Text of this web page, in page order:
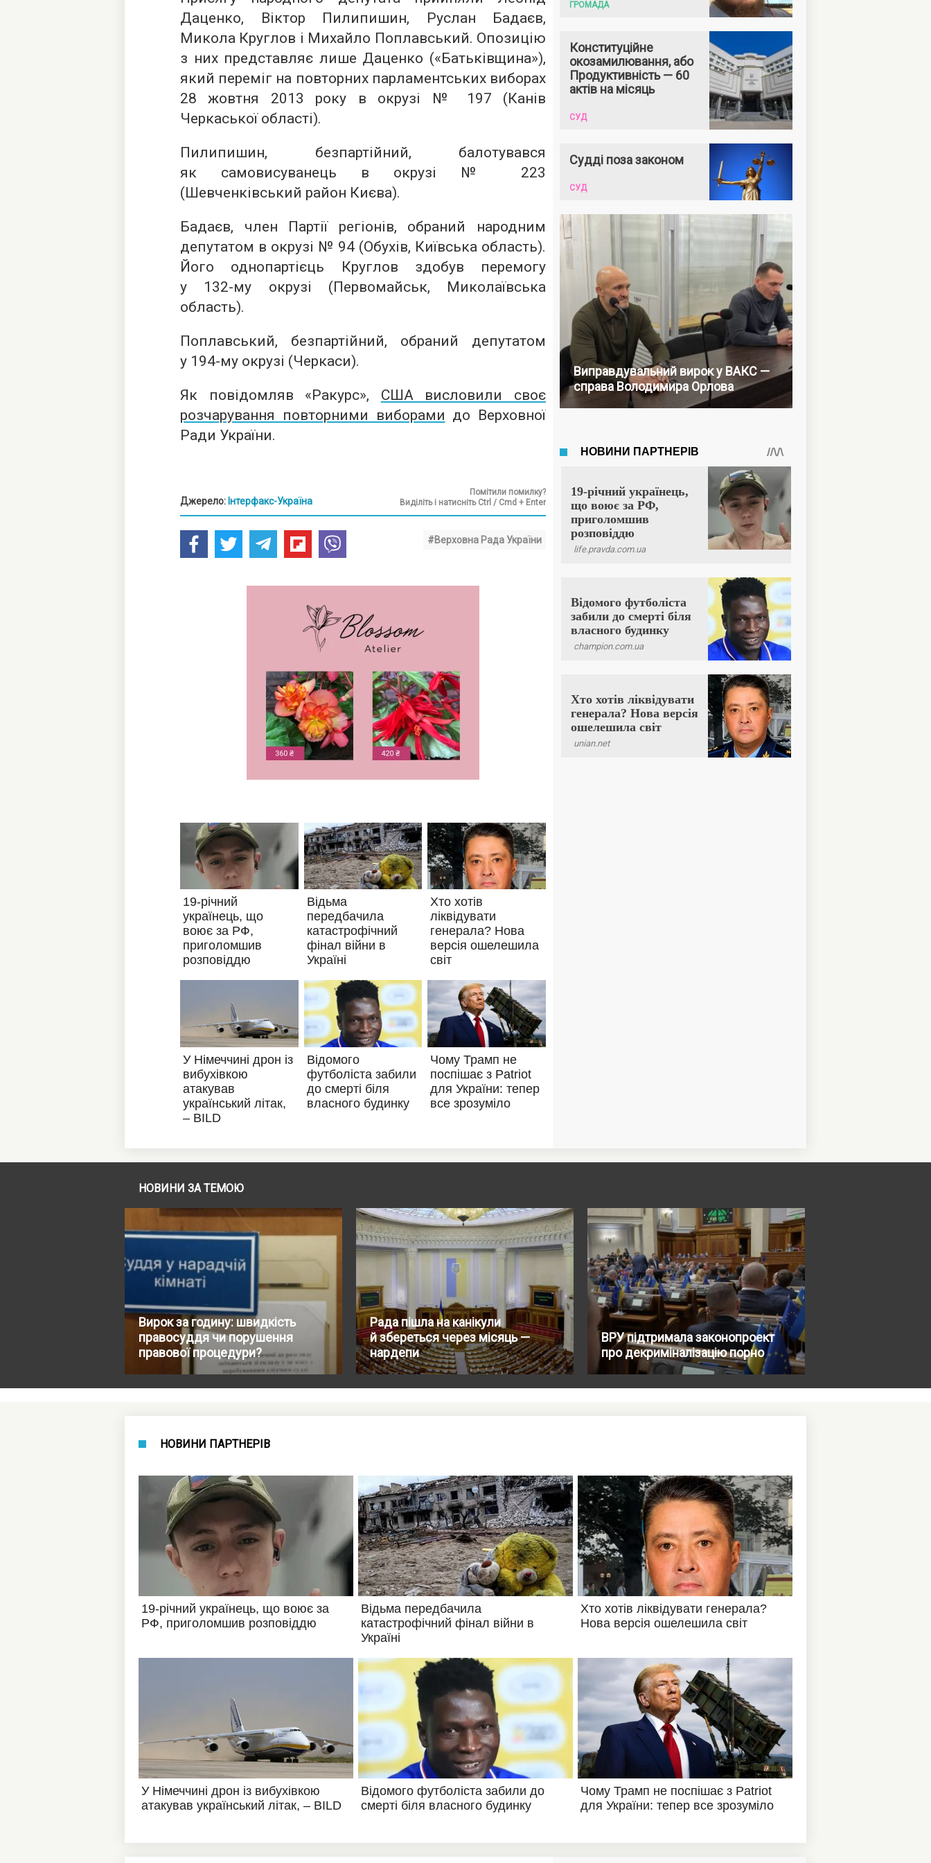
Даценко, Віктор Пилипишин, Руслан Бадаєв,
Микола Круглов і Михайло Поплавський. Опозицію
з них представляє лише Даценко («Батьківщина»),
який переміг на повторних парламентських виборах
28 жовтня 2013 року в окрузі № 197 (Канів
Черкаської області).
Пилипишин, безпартійний, балотувався
як самовисуванець в окрузі № 223
(Шевченківський район Києва).
Бадаєв, член Партії регіонів, обраний народним
депутатом в окрузі № 94 (Обухів, Київська область).
Його однопартієць Круглов здобув перемогу
у 132-му окрузі (Первомайськ, Миколаївська
область).
Поплавський, безпартійний, обраний депутатом
у 194-му окрузі (Черкаси).
Як повідомляв «Ракурс», США висловили своє
розчарування повторними виборами до Верховної
Ради України.
Джерело: Інтерфакс-Україна
Помітили помилку?
Виділіть і натисніть Ctrl / Cmd + Enter
#Верховна Рада України
ГРОМАДА
Конституційне
окозамилювання, або
Продуктивність — 60
актів на місяць
СУД
Судді поза законом
СУД
Виправдувальний вирок у ВАКС —
справа Володимира Орлова
НОВИНИ ЗА ТЕМОЮ
Вирок за годину: швидкість
правосуддя чи порушення
правової процедури?
Рада пішла на канікули
й збереться через місяць —
нардепи
ВРУ підтримала законопроект
про декриміналізацію порно
НОВИНИ ПАРТНЕРІВ